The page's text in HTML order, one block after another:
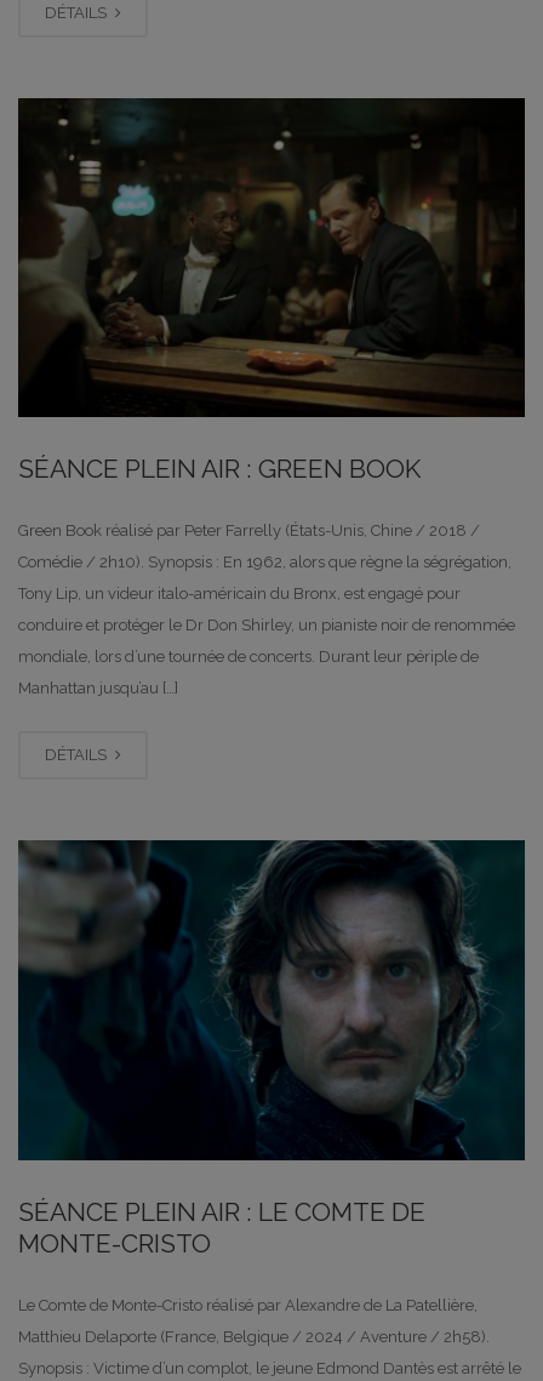
DÉTAILS
SÉANCE PLEIN AIR : GREEN BOOK
Green Book réalisé par Peter Farrelly (États-Unis, Chine / 2018 /
Comédie / 2h10). Synopsis : En 1962, alors que règne la ségrégation,
Tony Lip, un videur italo-américain du Bronx, est engagé pour
conduire et protéger le Dr Don Shirley, un pianiste noir de renommée
mondiale, lors d’une tournée de concerts. Durant leur périple de
Manhattan jusqu’au […]
DÉTAILS
SÉANCE PLEIN AIR : LE COMTE DE
MONTE-CRISTO
Le Comte de Monte-Cristo réalisé par Alexandre de La Patellière,
Matthieu Delaporte (France, Belgique / 2024 / Aventure / 2h58).
Synopsis : Victime d’un complot, le jeune Edmond Dantès est arrêté le